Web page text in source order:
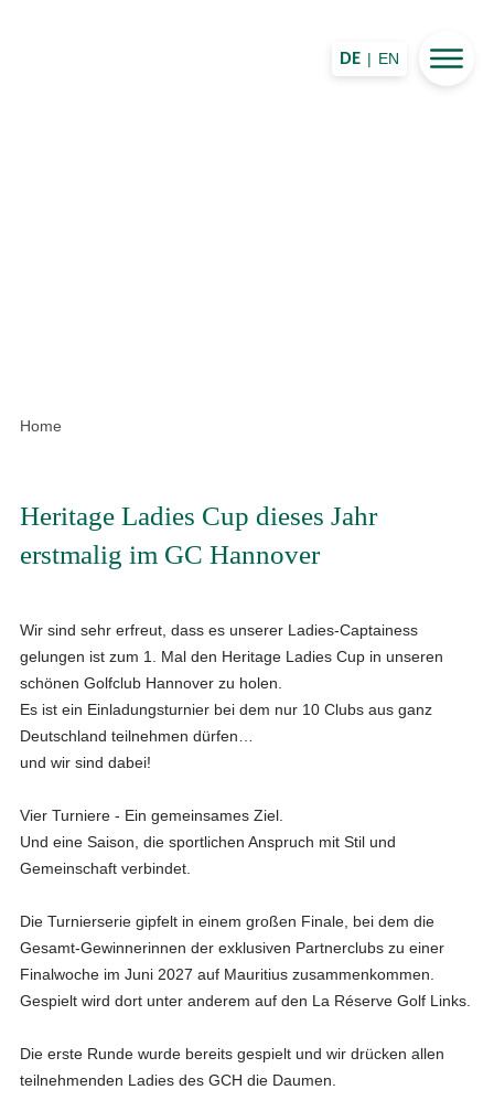
DE | EN
Home
Heritage Ladies Cup dieses Jahr
erstmalig im GC Hannover
Wir sind sehr erfreut, dass es unserer Ladies-Captainess
gelungen ist zum 1. Mal den Heritage Ladies Cup in unseren
schönen Golfclub Hannover zu holen.
Es ist ein Einladungsturnier bei dem nur 10 Clubs aus ganz
Deutschland teilnehmen dürfen…
und wir sind dabei!
Vier Turniere - Ein gemeinsames Ziel.
Und eine Saison, die sportlichen Anspruch mit Stil und
Gemeinschaft verbindet.
Die Turnierserie gipfelt in einem großen Finale, bei dem die
Gesamt-Gewinnerinnen der exklusiven Partnerclubs zu einer
Finalwoche im Juni 2027 auf Mauritius zusammenkommen.
Gespielt wird dort unter anderem auf den La Réserve Golf Links.
Die erste Runde wurde bereits gespielt und wir drücken allen
teilnehmenden Ladies des GCH die Daumen.